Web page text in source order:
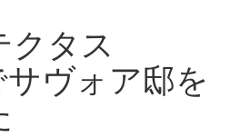
クタス
ヴォア邸を